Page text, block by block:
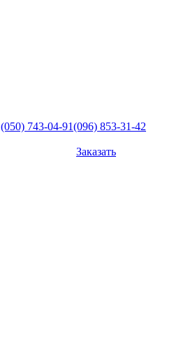
(050) 743-04-91(096) 853-31-42
Заказать